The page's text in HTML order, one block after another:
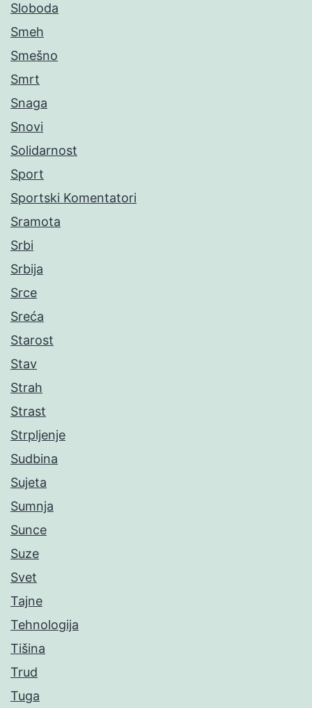
Sloboda
Smeh
Smešno
Smrt
Snaga
Snovi
Solidarnost
Sport
Sportski Komentatori
Sramota
Srbi
Srbija
Srce
Sreća
Starost
Stav
Strah
Strast
Strpljenje
Sudbina
Sujeta
Sumnja
Sunce
Suze
Svet
Tajne
Tehnologija
Tišina
Trud
Tuga